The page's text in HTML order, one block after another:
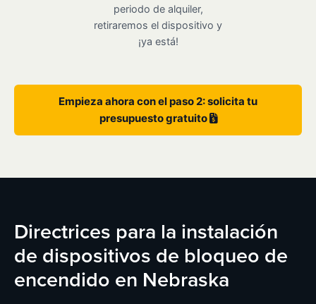
periodo de alquiler,
retiraremos el dispositivo y
¡ya está!
Empieza ahora con el paso 2: solicita tu
presupuesto gratuito
Directrices para la instalación
de dispositivos de bloqueo de
encendido en Nebraska